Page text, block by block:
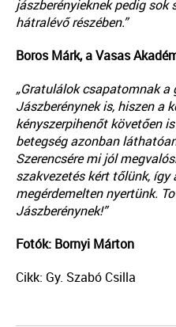
jászberényieknek pedig sok
hátralévő részében.”
Boros Márk, a Vasas
„Gratulálok csapatomnak a
Jászberénynek is, hiszen a
kényszerpihenőt követően
betegség azonban
Szerencsére mi jól
szakvezetés kért tőlünk, így
megérdemelten nyertünk.
Jászberénynek!”
Fotók: Bornyi Márton
Cikk: Gy. Szabó Csilla